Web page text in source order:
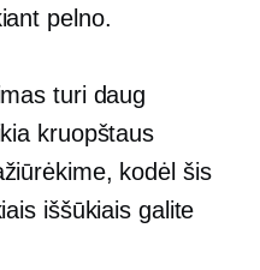
pelno.
turi daug
kruopštaus
kodėl šis
iššūkiais galite